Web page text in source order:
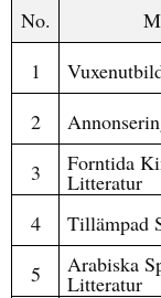
No.
1
2
3
Forntida
Litteratur
4
Tillämpad
5
Arabiska
Litteratur